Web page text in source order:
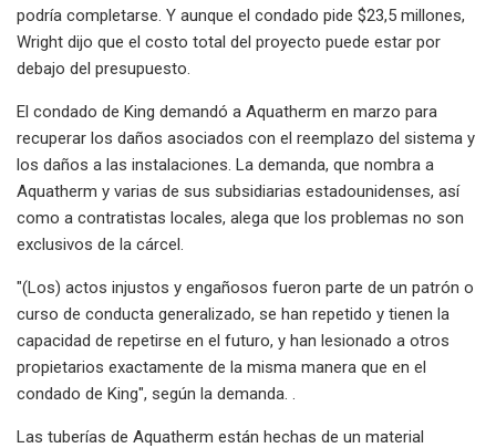
podría completarse. Y aunque el condado pide $23,5 millones,
Wright dijo que el costo total del proyecto puede estar por
debajo del presupuesto.
El condado de King demandó a Aquatherm en marzo para
recuperar los daños asociados con el reemplazo del sistema y
los daños a las instalaciones. La demanda, que nombra a
Aquatherm y varias de sus subsidiarias estadounidenses, así
como a contratistas locales, alega que los problemas no son
exclusivos de la cárcel.
"(Los) actos injustos y engañosos fueron parte de un patrón o
curso de conducta generalizado, se han repetido y tienen la
capacidad de repetirse en el futuro, y han lesionado a otros
propietarios exactamente de la misma manera que en el
condado de King", según la demanda. .
Las tuberías de Aquatherm están hechas de un material